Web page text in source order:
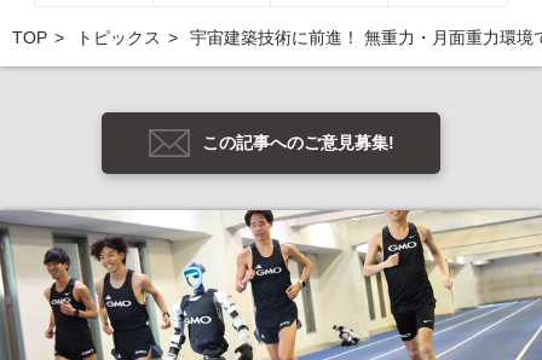
TOP トピックス 宇宙建築技術に前進！ 無重力・月面重力環境
この記事へのご意見募集!